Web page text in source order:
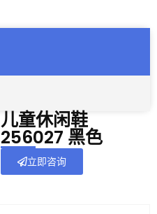
儿童休闲鞋
256027 黑色
立即咨询